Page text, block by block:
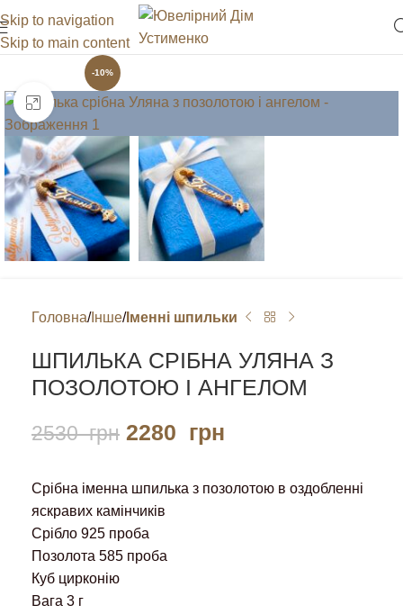
Skip to navigation
Skip to main content
-10%
Клацніть, щоб збільшити
Головна Інше Іменні шпильки
ШПИЛЬКА СРІБНА УЛЯНА З
ПОЗОЛОТОЮ І АНГЕЛОМ
2530грн 2280 грн
Срібна іменна шпилька з позолотою в оздобленні
яскравих камінчиків
Срібло 925 проба
Позолота 585 проба
Куб цирконію
Вага 3 г